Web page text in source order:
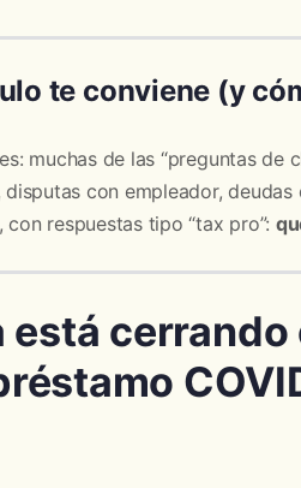
te conviene (y
muchas de las “preguntas
con empleador,
respuestas tipo “tax pro”:
está